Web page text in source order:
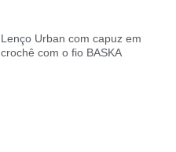
Lenço Urban com capuz em
crochê com o fio BASKA